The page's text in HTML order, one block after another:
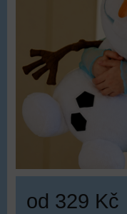
od 329 Kč